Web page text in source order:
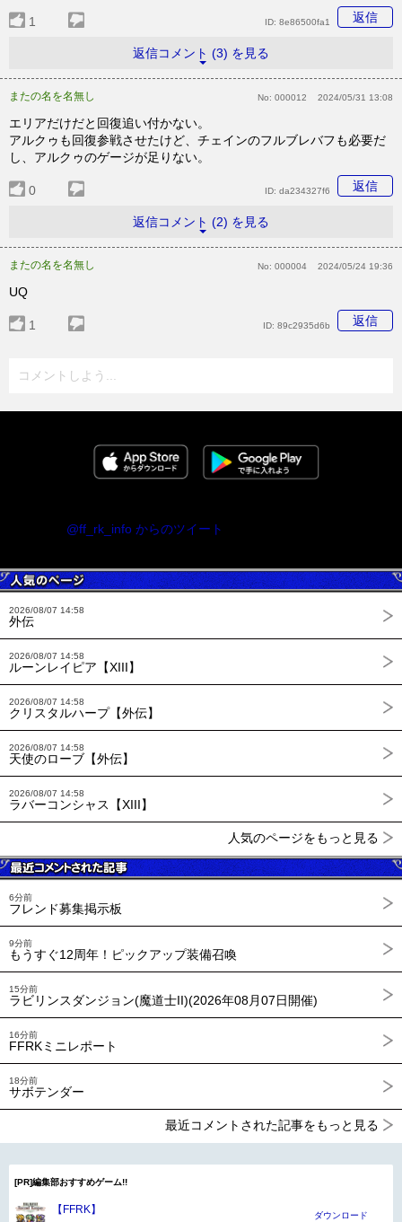
1 返信
ID: 8e86500fa1
返信コメント (3) を見る
またの名を名無し No: 000012 2024/05/31 13:08
エリアだけだと回復追い付かない。
アルクゥも回復参戦させたけど、チェインのフルブレバフも必要だ
し、アルクゥのゲージが足りない。
0 返信
ID: da234327f6
返信コメント (2) を見る
またの名を名無し No: 000004 2024/05/24 19:36
UQ
1 返信
ID: 89c2935d6b
コメントしよう...
@ff_rk_info からのツイート
2026/08/07 14:58
外伝
2026/08/07 14:58
ルーンレイピア【XIII】
2026/08/07 14:58
クリスタルハープ【外伝】
2026/08/07 14:58
天使のローブ【外伝】
2026/08/07 14:58
ラバーコンシャス【XIII】
人気のページをもっと見る
6分前
フレンド募集掲示板
9分前
もうすぐ12周年！ピックアップ装備召喚
15分前
ラビリンスダンジョン(魔道士II)(2026年08月07日開催)
16分前
FFRKミニレポート
18分前
サボテンダー
最近コメントされた記事をもっと見る
[PR]編集部おすすめゲーム!!
【FFRK】 ダウンロード